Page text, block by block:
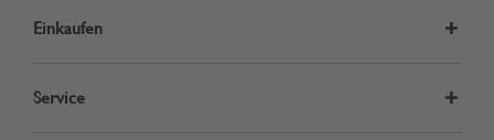
Einkaufen
Service